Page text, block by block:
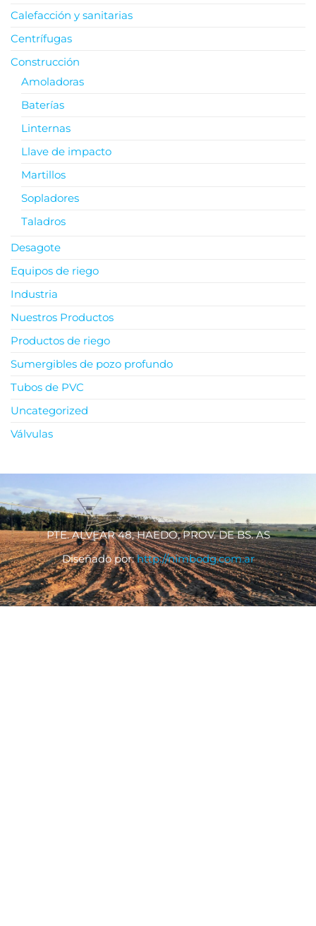
Calefacción y sanitarias
Centrífugas
Construcción
Amoladoras
Baterías
Linternas
Llave de impacto
Martillos
Sopladores
Taladros
Desagote
Equipos de riego
Industria
Nuestros Productos
Productos de riego
Sumergibles de pozo profundo
Tubos de PVC
Uncategorized
Válvulas
PTE. ALVEAR 48, HAEDO, PROV. DE BS. AS
Diseñado por:http://nimbodg.com.ar